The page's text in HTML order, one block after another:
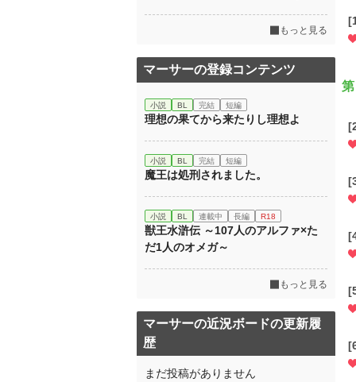
もっと見る
マーサーの登録コンテンツ
小説 BL 完結 短編
理想の果てから来たりし理想よ
小説 BL 完結 短編
魔王は処刑されました。
小説 BL 連載中 長編 R18
獣王水滸伝 ～107人のアルファ×た
だ1人のオメガ～
もっと見る
マーサーの近況ボードの更新履
歴
まだ投稿がありません